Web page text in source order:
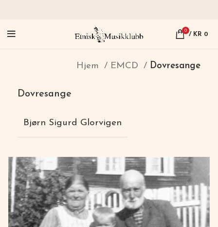
0
/ KR 0
Hjem EMCD Dovresange
Dovresange
Bjørn Sigurd Glorvigen